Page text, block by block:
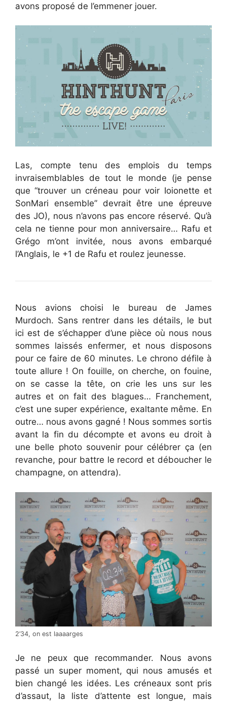
avons proposé de l’emmener jouer.
Las, compte tenu des emplois du temps
invraisemblables de tout le monde (je pense
que “trouver un créneau pour voir Ioionette et
SonMari ensemble” devrait être une épreuve
des JO), nous n’avons pas encore réservé. Qu’à
cela ne tienne pour mon anniversaire… Rafu et
Grégo m’ont invitée, nous avons embarqué
l’Anglais, le +1 de Rafu et roulez jeunesse.
Nous avions choisi le bureau de James
Murdoch. Sans rentrer dans les détails, le but
ici est de s’échapper d’une pièce où nous nous
sommes laissés enfermer, et nous disposons
pour ce faire de 60 minutes. Le chrono défile à
toute allure ! On fouille, on cherche, on fouine,
on se casse la tête, on crie les uns sur les
autres et on fait des blagues… Franchement,
c’est une super expérience, exaltante même. En
outre… nous avons gagné ! Nous sommes sortis
avant la fin du décompte et avons eu droit à
une belle photo souvenir pour célébrer ça (en
revanche, pour battre le record et déboucher le
champagne, on attendra).
2’34, on est laaaarges
Je ne peux que recommander. Nous avons
passé un super moment, qui nous amusés et
bien changé les idées. Les créneaux sont pris
d’assaut, la liste d’attente est longue, mais